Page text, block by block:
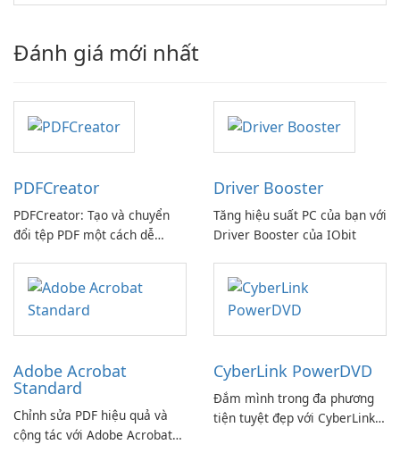
Đánh giá mới nhất
PDFCreator
PDFCreator: Tạo và chuyển
đổi tệp PDF một cách dễ
Driver Booster
Tăng hiệu suất PC của bạn với
Driver Booster của IObit
Adobe Acrobat
Standard
Chỉnh sửa PDF hiệu quả và
cộng tác với Adobe Acrobat
CyberLink PowerDVD
Đắm mình trong đa phương
tiện tuyệt đẹp với CyberLink